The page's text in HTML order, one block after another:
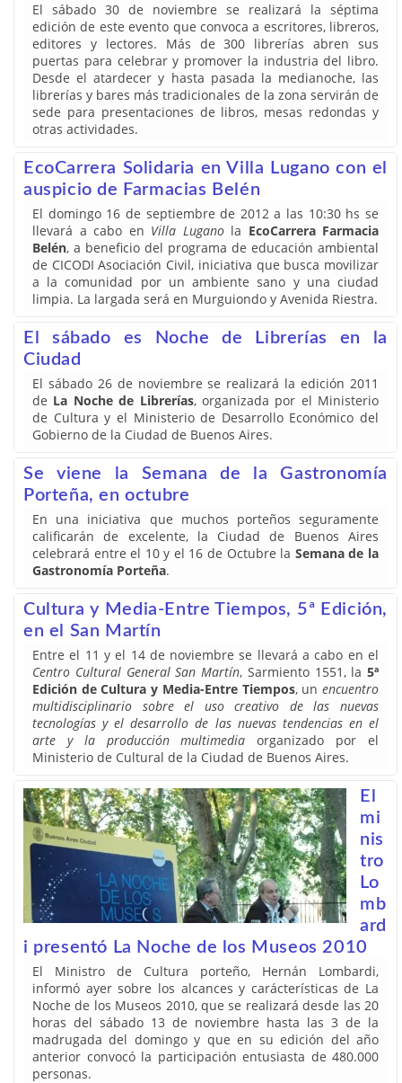
El sábado 30 de noviembre se realizará la séptima
edición de este evento que convoca a escritores, libreros,
editores y lectores. Más de 300 librerías abren sus
puertas para celebrar y promover la industria del libro.
Desde el atardecer y hasta pasada la medianoche, las
librerías y bares más tradicionales de la zona servirán de
sede para presentaciones de libros, mesas redondas y
otras actividades.
EcoCarrera Solidaria en Villa Lugano con el
auspicio de Farmacias Belén
El domingo 16 de septiembre de 2012 a las 10:30 hs se
llevará a cabo en Villa Luganola EcoCarrera Farmacia
Belén, a beneficio del programa de educación ambiental
de CICODI Asociación Civil, iniciativa que busca movilizar
a la comunidad por un ambiente sano y una ciudad
limpia. La largada será en Murguiondo y Avenida Riestra.
El sábado es Noche de Librerías en la
Ciudad
El sábado 26 de noviembre se realizará la edición 2011
de La Noche de Librerías, organizada por el Ministerio
de Cultura y el Ministerio de Desarrollo Económico del
Gobierno de la Ciudad de Buenos Aires.
Se viene la Semana de la Gastronomía
Porteña, en octubre
En una iniciativa que muchos porteños seguramente
calificarán de excelente, la Ciudad de Buenos Aires
celebrará entre el 10 y el 16 de Octubre la Semana de la
Gastronomía Porteña.
Cultura y Media-Entre Tiempos, 5ª Edición,
en el San Martín
Entre el 11 y el 14 de noviembre se llevará a cabo en el
Centro Cultural General San Martín, Sarmiento 1551, la 5ª
Edición de Cultura y Media-Entre Tiempos, unencuentro
multidisciplinario sobre el uso creativo de las nuevas
tecnologías y el desarrollo de las nuevas tendencias en el
arte y la producción multimedia organizado por el
Ministerio de Cultural de la Ciudad de Buenos Aires.
El
mi
nis
tro
Lo
mb
ard
i presentó La Noche de los Museos 2010
El Ministro de Cultura porteño, Hernán Lombardi,
informó ayer sobre los alcances y carácterísticas de La
Noche de los Museos 2010, que se realizará desde las 20
horas del sábado 13 de noviembre hasta las 3 de la
madrugada del domingo y que en su edición del año
anterior convocó la participación entusiasta de 480.000
personas.